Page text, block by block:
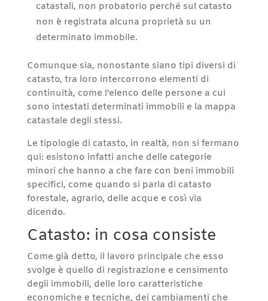
catastali, non probatorio perché sul catasto
non è registrata alcuna proprietà su un
determinato immobile.
Comunque sia, nonostante siano tipi diversi di
catasto, tra loro intercorrono elementi di
continuità, come l’elenco delle persone a cui
sono intestati determinati immobili e la mappa
catastale degli stessi.
Le tipologie di catasto, in realtà, non si fermano
qui: esistono infatti anche delle categorie
minori che hanno a che fare con beni immobili
specifici, come quando si parla di catasto
forestale, agrario, delle acque e così via
dicendo.
Catasto: in cosa consiste
Come già detto, il lavoro principale che esso
svolge è quello di registrazione e censimento
degli immobili, delle loro caratteristiche
economiche e tecniche, dei cambiamenti che